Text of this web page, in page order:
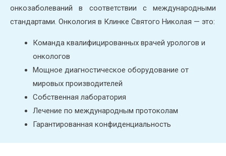
онкозаболеваний в соответствии с международными
стандартами. Онкология в Клинке Святого Николая — это:
Команда квалифицированных врачей урологов и
онкологов
Мощное диагностическое оборудование от
мировых производителей
Собственная лаборатория
Лечение по международным протоколам
Гарантированная конфиденциальность